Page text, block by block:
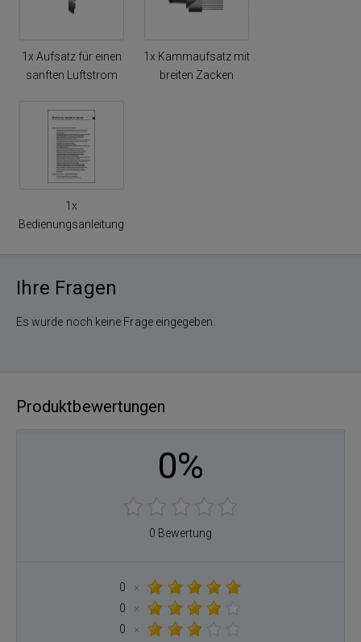
1x Aufsatz für einen
sanften Luftstrom
1x Kammaufsatz mit
breiten Zacken
1x
Bedienungsanleitung
Ihre Fragen
Es wurde noch keine Frage eingegeben.
Produktbewertungen
0%
0 Bewertung
0
×
0
×
0
×